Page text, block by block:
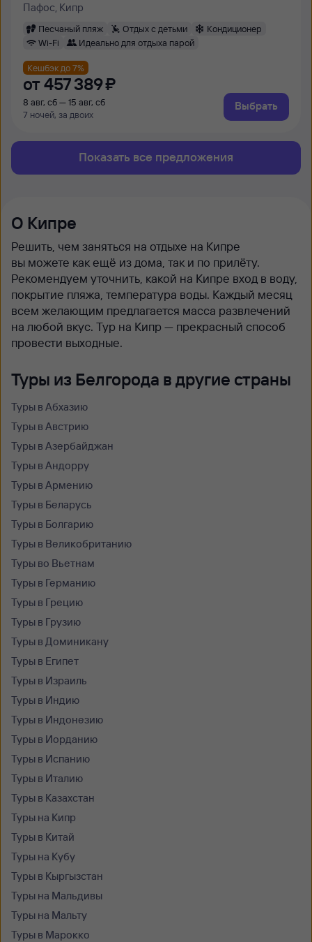
Пафос, Кипр
Песчаный пляж Отдых с детьми
Кондиционер
Wi-Fi
Идеально для отдыха парой
Кешбэк до 7%
от 457 ⁠389 ⁠₽
8 авг, сб — 15 авг, сб
7 ночей, за двоих
Выбрать
Показать все предложения
О Кипре
Решить, чем заняться на отдыхе на Кипре
вы можете как ещё из дома, так и по прилёту.
Рекомендуем уточнить, какой на Кипре вход в воду,
покрытие пляжа, температура воды. Каждый месяц
всем желающим предлагается масса развлечений
на любой вкус. Тур на Кипр — прекрасный способ
провести выходные.
Туры из Белгорода в другие страны
Туры в Абхазию
Туры в Австрию
Туры в Азербайджан
Туры в Андорру
Туры в Армению
Туры в Беларусь
Туры в Болгарию
Туры в Великобританию
Туры во Вьетнам
Туры в Германию
Туры в Грецию
Туры в Грузию
Туры в Доминикану
Туры в Египет
Туры в Израиль
Туры в Индию
Туры в Индонезию
Туры в Иорданию
Туры в Испанию
Туры в Италию
Туры в Казахстан
Туры на Кипр
Туры в Китай
Туры на Кубу
Туры в Кыргызстан
Туры на Мальдивы
Туры на Мальту
Туры в Марокко